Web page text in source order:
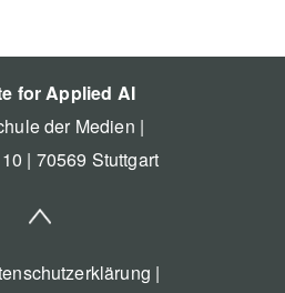
for Applied AI
der Medien |
| 70569 Stuttgart
|